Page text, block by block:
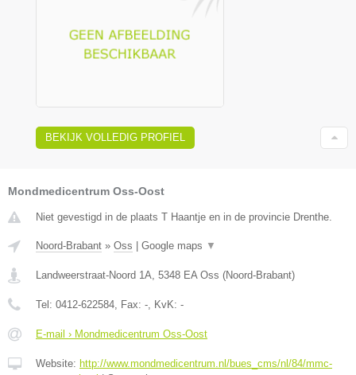
BEKIJK VOLLEDIG PROFIEL
Mondmedicentrum Oss-Oost
Niet gevestigd in de plaats T Haantje en in de provincie Drenthe.
Noord-Brabant » Oss Google maps ▼
Landweerstraat-Noord 1A 5348 EA Oss (Noord-Brabant)
Tel: 0412-622584 , Fax: - , KvK: -
E-mail › Mondmedicentrum Oss-Oost
Website: http://www.mondmedicentrum.nl/bues_cms/nl/84/mmc-